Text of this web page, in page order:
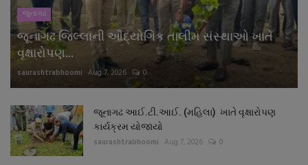
જુનાગઢ
જૂનાગઢ જિલ્લાની ઔદ્યોગિક તાલીમ સંસ્થાઓ ખાતે
વૃક્ષારોપણ...
saurashtrabhoomi Aug 7, 2026 0
જૂનાગઢ આઈ.ટી.આઈ. (મહિલા) ખાતે વૃક્ષારોપણ
કાર્યક્રમ યોજાયો
saurashtrabhoomi Aug 7, 2026 0